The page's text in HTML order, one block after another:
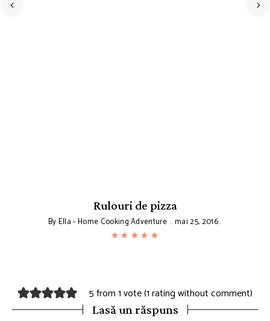
Rulouri de pizza
ByElla - Home Cooking Adventure mai 25, 2016
5 from 1 vote (1 rating without comment)
Lasă un răspuns